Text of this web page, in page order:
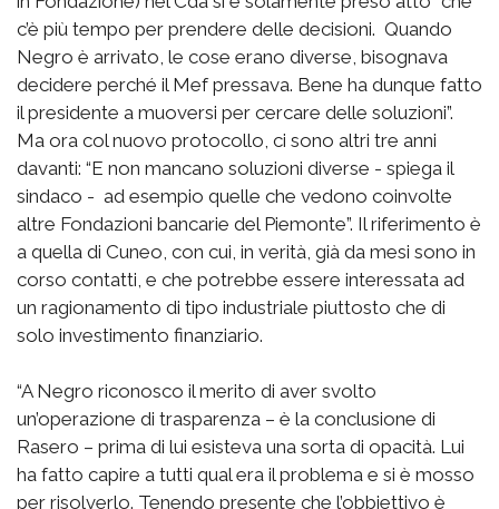
c’è più tempo per prendere delle decisioni. Quando
Negro è arrivato, le cose erano diverse, bisognava
decidere perché il Mef pressava. Bene ha dunque fatto
il presidente a muoversi per cercare delle soluzioni”.
Ma ora col nuovo protocollo, ci sono altri tre anni
davanti: “E non mancano soluzioni diverse - spiega il
sindaco - ad esempio quelle che vedono coinvolte
altre Fondazioni bancarie del Piemonte”. Il riferimento è
a quella di Cuneo, con cui, in verità, già da mesi sono in
corso contatti, e che potrebbe essere interessata ad
un ragionamento di tipo industriale piuttosto che di
solo investimento finanziario.
“A Negro riconosco il merito di aver svolto
un’operazione di trasparenza – è la conclusione di
Rasero – prima di lui esisteva una sorta di opacità. Lui
ha fatto capire a tutti qual era il problema e si è mosso
per risolverlo. Tenendo presente che l’obbiettivo è